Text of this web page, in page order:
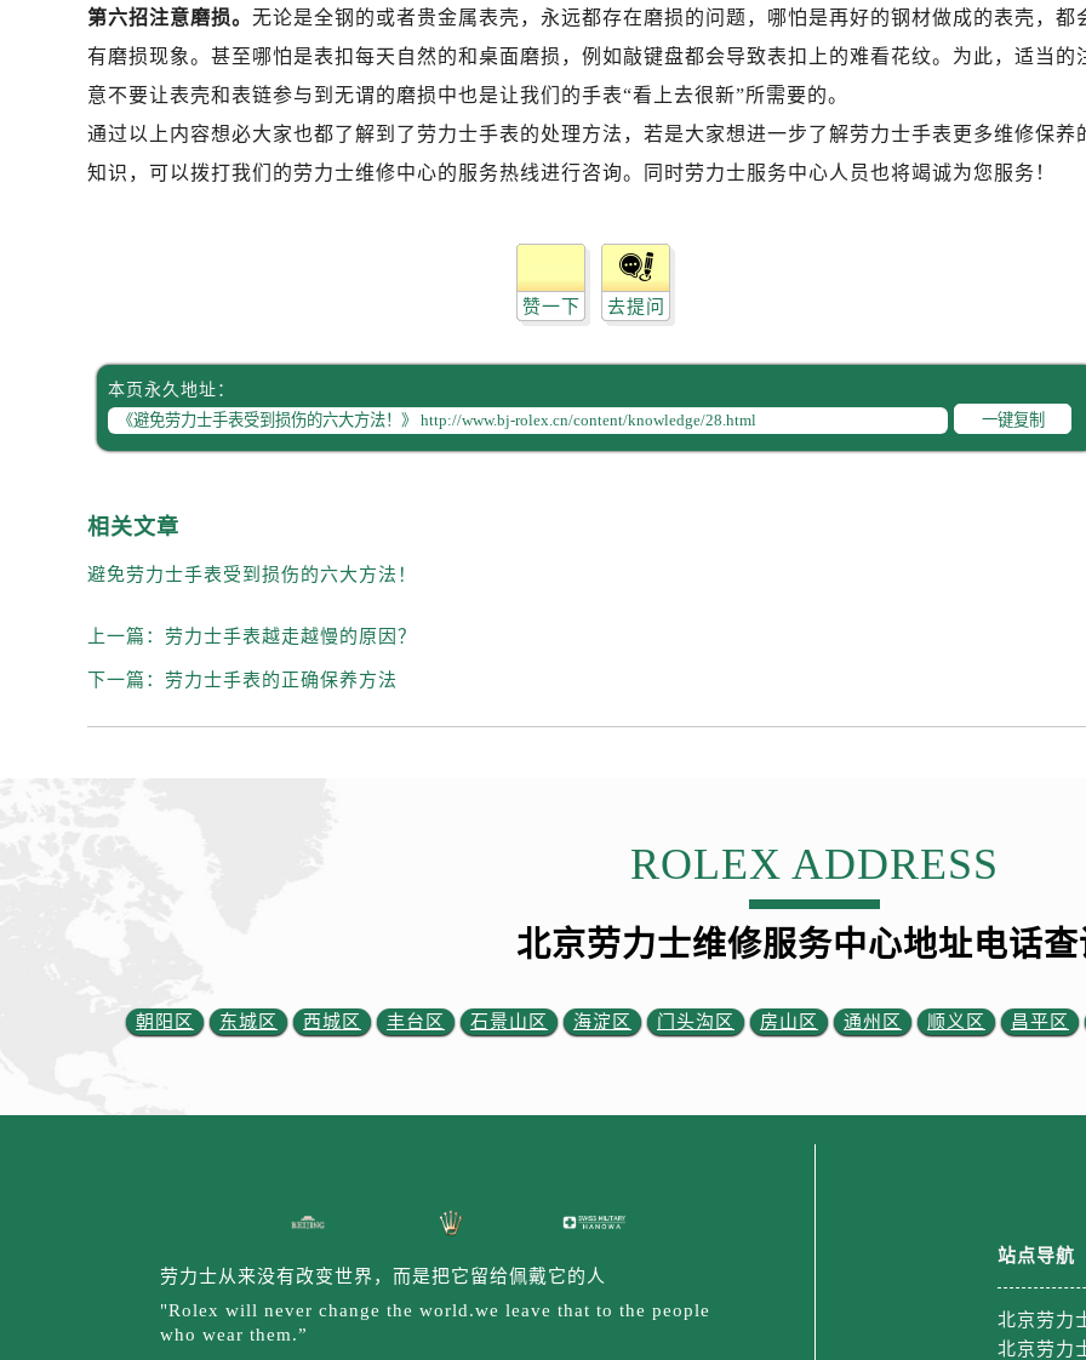
吉林省白山市浑江区浑江大街劳力士售后服务中心（需提前预约）
吉林省吉林市船营区河南街劳力士售后服务中心（需提前预约）
吉林省四平市铁东区紫气大路与南九经街交汇处劳力士售后服务中心（需提前预约）
吉林省松原市宁江区五环大街劳力士售后服务中心（需提前预约）
吉林省延边市延吉市解放路劳力士售后服务中心（需提前预约）
辽宁省鞍山市铁东区站前街劳力士售后服务中心（需提前预约）
辽宁省本溪市平山区胜利路劳力士售后服务中心（需提前预约）
辽宁省抚顺市新抚区东一路劳力士售后服务中心（需提前预约）
辽宁省阜新市海州区解放大街劳力士售后服务中心（需提前预约）
辽宁省盘锦市兴隆台区石油大街劳力士售后服务中心（需提前预约）
辽宁省沈阳市沈河区中街路137号亨得利名表维修授权店1楼劳力士售后服务中心（需提前预约）
辽宁省沈阳市沈河区中街路83号亨得利名表维修授权店1楼劳力士售后服务中心（需提前预约）
内蒙古自治区阿拉善盟市左旗土尔扈特大街劳力士售后服务中心（需提前预约）
内蒙古自治区包头市青山区幸福路甲3号王府井百货名表维修劳力士售后服务中心（需提前预约）
内蒙古自治区赤峰市红山区哈达街劳力士售后服务中心（需提前预约）
内蒙古自治区呼伦贝尔市海拉尔区中央街劳力士售后服务中心（需提前预约）
山西省大同市平城区迎宾街劳力士售后服务中心（需提前预约）
山西省晋城市城区黄华街劳力士售后服务中心（需提前预约）
山西省晋中市榆次区顺城街劳力士售后服务中心（需提前预约）
山西省临汾市尧都区解放路劳力士售后服务中心（需提前预约）
第六招注意磨损。 无论是全钢的或者贵金属表壳，永远都存在磨损的问题，哪怕是再好的钢材做成的表壳，都
有磨损现象。甚至哪怕是表扣每天自然的和桌面磨损，例如敲键盘都会导致表扣上的难看花纹。为此，适当的
意不要让表壳和表链参与到无谓的磨损中也是让我们的手表“看上去很新”所需要的。
通过以上内容想必大家也都了解到了劳力士手表的处理方法，若是大家想进一步了解劳力士手表更多维修保养
知识，可以拨打我们的劳力士维修中心的服务热线进行咨询。同时劳力士服务中心人员也将竭诚为您服务！
赞一下 去提问
本页永久地址：
一键复制
相关文章
避免劳力士手表受到损伤的六大方法！
上一篇： 劳力士手表越走越慢的原因？
下一篇： 劳力士手表的正确保养方法
ROLEX ADDRESS
北京劳力士维修服务中心地址电话查
朝阳区 东城区 西城区 丰台区 石景山区 海淀区 门头沟区 房山区 通州区 顺义区 昌平区
劳力士从来没有改变世界，而是把它留给佩戴它的人
"Rolex will never change the world.we leave that to the people
who wear them.”
站点导航
北京劳力
北京劳力